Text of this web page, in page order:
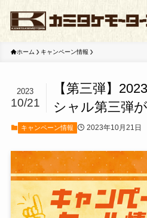
ホーム キャンペーン情報
【第三弾】
シャル第三弾
2023
10/21
キャンペーン情報 2023年10月21日